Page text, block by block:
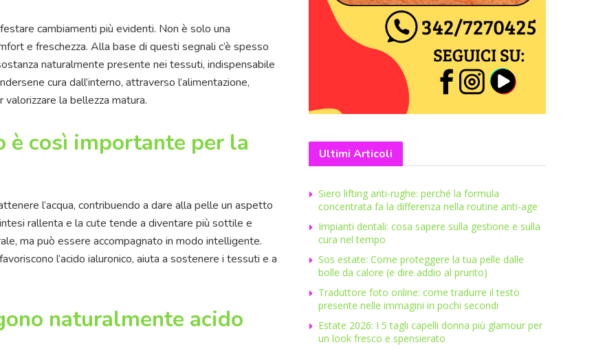
cambiamenti più evidenti. Non è solo una
e freschezza. Alla base di questi segnali c’è spesso
naturalmente presente nei tessuti, indispensabile
cura dall’interno, attraverso l’alimentazione,
la bellezza matura.
è così importante per la
l’acqua, contribuendo a dare alla pelle un aspetto
rallenta e la cute tende a diventare più sottile e
ma può essere accompagnato in modo intelligente.
l’acido ialuronico, aiuta a sostenere i tessuti e a
naturalmente acido
Ultimi Articoli
Siero lifting anti-rughe: perché la formula
concentrata fa la differenza nella routine anti-age
Impianti dentali: cosa sapere sulla gestione e sulla
cura nel tempo
Sos estate: Come proteggere la tua pelle dalle
bolle da calore (e dire addio al prurito)
Traduttore foto online: come tradurre il testo
presente nelle immagini in pochi secondi
Estate 2026: I 5 tagli capelli donna più glamour per
un look fresco e spensierato